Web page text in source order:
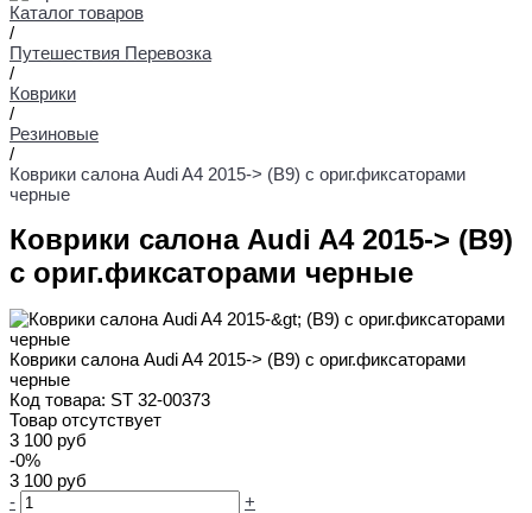
Каталог товаров
/
Путешествия Перевозка
/
Коврики
/
Резиновые
/
Коврики салона Audi A4 2015-> (B9) с ориг.фиксаторами
черные
Коврики салона Audi A4 2015-> (B9)
с ориг.фиксаторами черные
Коврики салона Audi A4 2015-> (B9) с ориг.фиксаторами
черные
Код товара: ST 32-00373
Товар отсутствует
3 100 руб
-0%
3 100 руб
-
+